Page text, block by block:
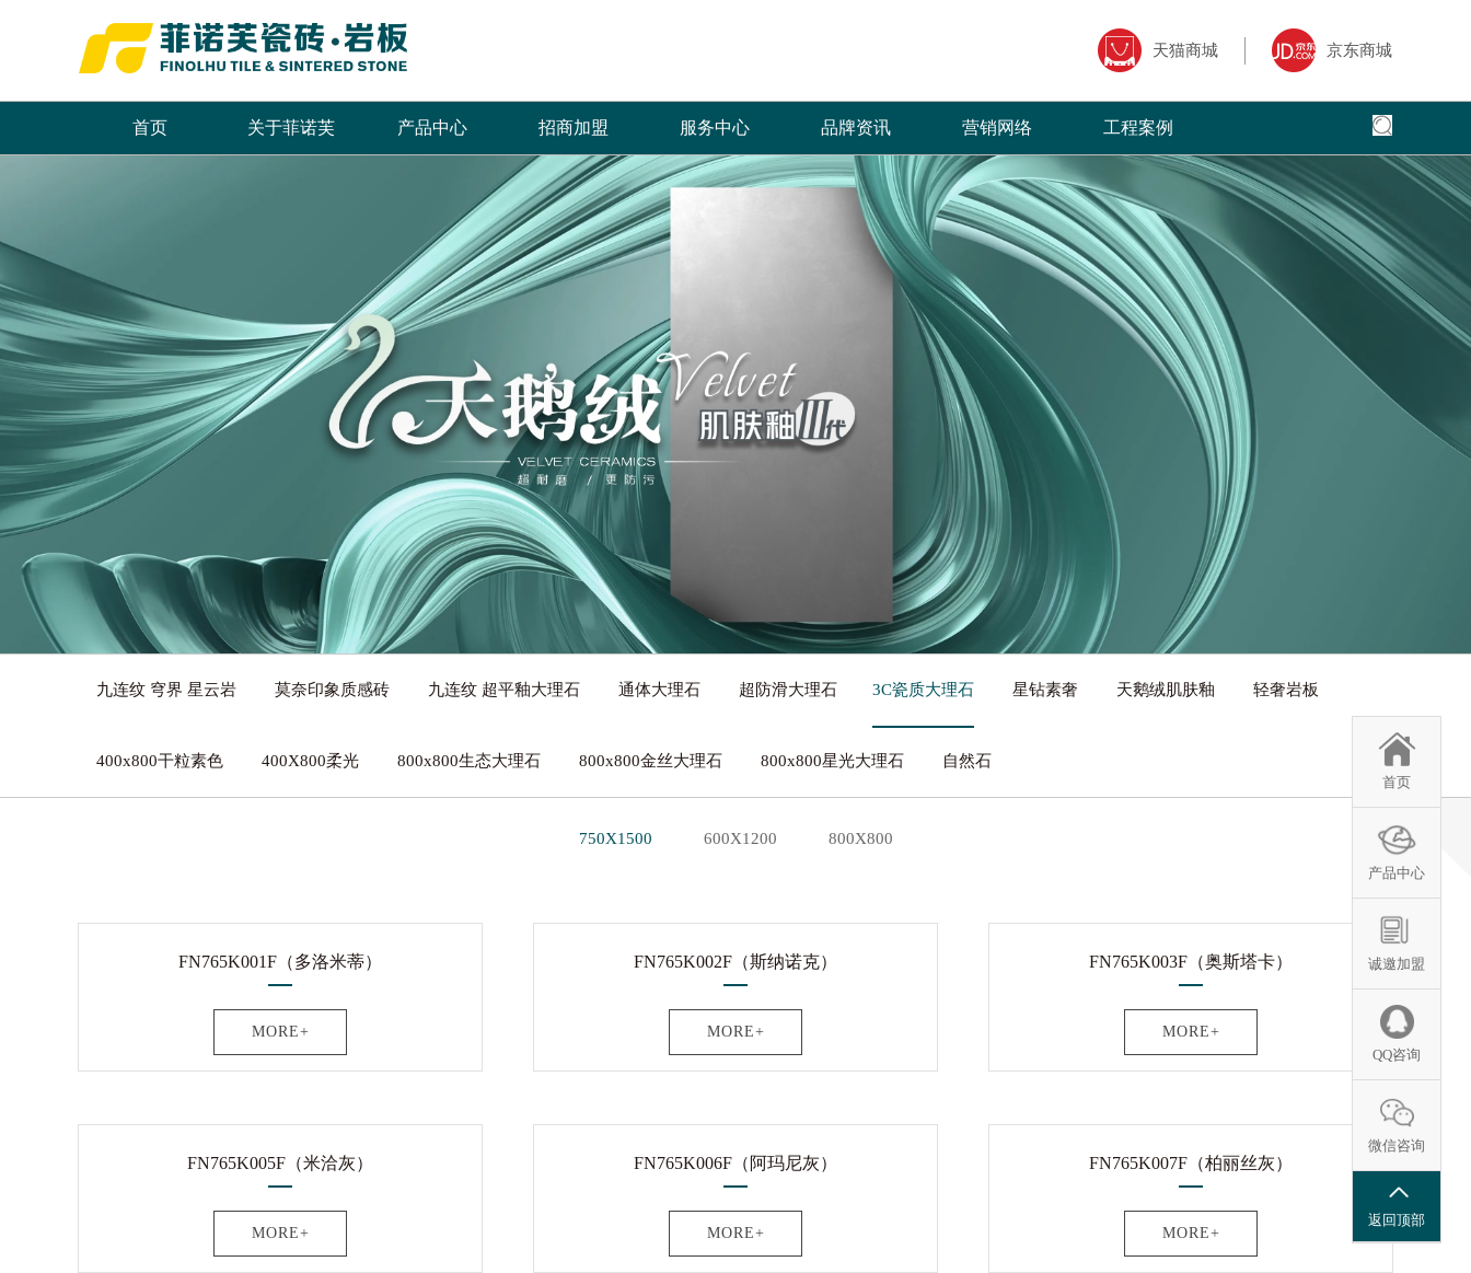
天猫商城 京东商城
首页 关于菲诺芙
领导关怀
品牌荣誉
菲诺芙瓷砖自创立以来，全体员工秉承“拼
搏、创新、发展”的企业价值理念，齐心协
力，共创辉煌，只为一个宏愿：“缔造品质生
活”，让更多的人享受到菲诺芙瓷砖瓷砖产品
带来的绿色家居、“菲同凡享”的艺术魅力。
产品中心
最新推荐
全系列产品
畅销产品
产品覆盖各种规格的通体大理石、金丝大理
石、生态大理石、双层瓷抛砖、镜面瓷片等上
千个花色品种。
招商加盟
加盟优势
招商政策
加盟申请
菲洛芙瓷砖一直秉承以产品品质核心,以全面
的服务方式为保障，形成特有的三大售前、售
中、售后杰出服务体系，得到了广大经销商的
服务中心
人才招聘
热情、全面、快捷，本公司以更加出色的态度
提供优质的服务，赢得了广大客户的高度评价
和信赖。
品牌资讯
品牌资讯
行业资讯
菲洛芙瓷砖借助于互联网特性来实现一定营销
目标，品牌资讯在整个品牌传播过程中起着举
足轻重的作用。
营销网络
全国网络
专卖店风采
菲洛芙瓷砖营销网络遍布全国，把健康家
品牌理念传递到了千家万户。
工程案例
全国工程
全球地标性建筑首
首页
产品中心
诚邀加盟
QQ咨询
微信咨询
返回顶部
九连纹 穹界 星云岩 莫奈印象质感砖 九连纹 超平釉大理石 通体大理石 超防滑大理石 3C瓷质大理石 星钻素奢 天鹅绒肌肤釉 轻奢岩板
400x800干粒素色 400X800柔光 800x800生态大理石 800x800金丝大理石 800x800星光大理石 自然石
750X1500 600X1200 800X800
FN765K001F（多洛米蒂）
MORE+
FN765K002F（斯纳诺克）
MORE+
FN765K003F（奥斯塔卡）
MORE+
FN765K005F（米洽灰）
MORE+
FN765K006F（阿玛尼灰）
MORE+
FN765K007F（柏丽丝灰）
MORE+